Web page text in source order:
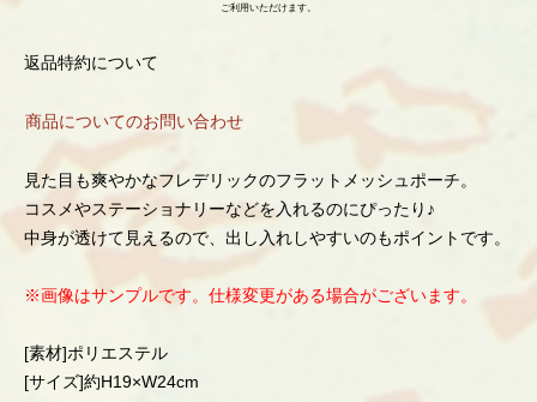
ご利用いただけます。
返品特約について
商品についてのお問い合わせ
見た目も爽やかなフレデリックのフラットメッシュポーチ。
コスメやステーショナリーなどを入れるのにぴったり♪
中身が透けて見えるので、出し入れしやすいのもポイントです。
※画像はサンプルです。仕様変更がある場合がございます。
[素材]ポリエステル
[サイズ]約H19×W24cm